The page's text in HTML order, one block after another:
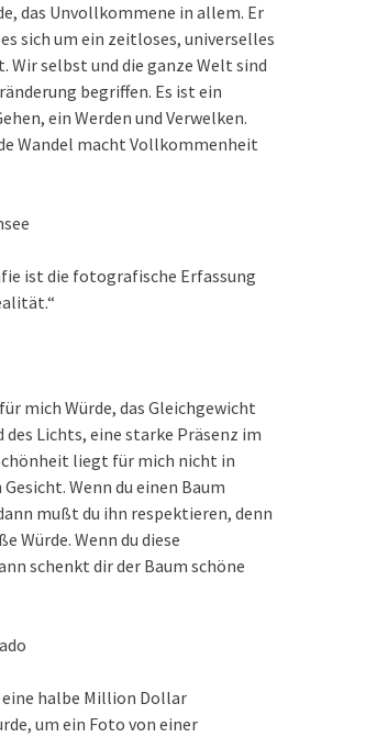
das Unvollkommene in allem. Er
sich um ein zeitloses, universelles
Wir selbst und die ganze Welt sind
begriffen. Es ist ein
ein Werden und Verwelken.
Wandel macht Vollkommenheit
ist die fotografische Erfassung
mich Würde, das Gleichgewicht
des Lichts, eine starke Präsenz im
liegt für mich nicht in
Wenn du einen Baum
mußt du ihn respektieren, denn
Würde. Wenn du diese
schenkt dir der Baum schöne
eine halbe Million Dollar
um ein Foto von einer